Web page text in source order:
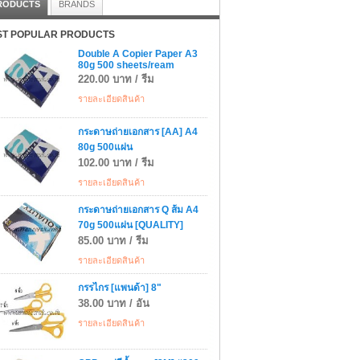
BRANDS
POPULAR PRODUCTS
Double A Copier Paper A3
80g 500 sheets/ream
220.00 บาท / รีม
รายละเอียดสินค้า
กระดาษถ่ายเอกสาร [AA] A4
80g 500แผ่น
102.00 บาท / รีม
รายละเอียดสินค้า
กระดาษถ่ายเอกสาร Q ส้ม A4
70g 500แผ่น [QUALITY]
85.00 บาท / รีม
รายละเอียดสินค้า
กรรไกร [แพนด้า] 8"
38.00 บาท / อัน
รายละเอียดสินค้า